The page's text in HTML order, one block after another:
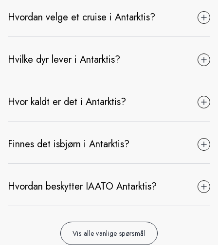
Hvordan velge et cruise i Antarktis?
Hvilke dyr lever i Antarktis?
Hvor kaldt er det i Antarktis?
Finnes det isbjørn i Antarktis?
Hvordan beskytter IAATO Antarktis?
Vis alle vanlige spørsmål